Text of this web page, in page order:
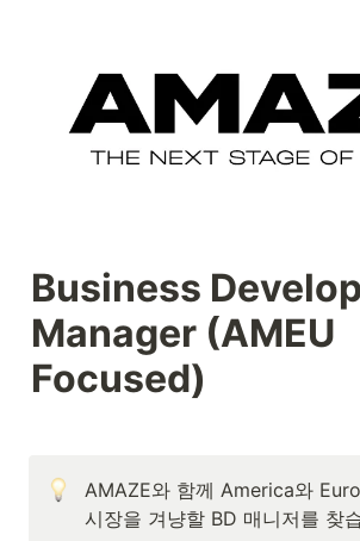
Business
Manager (AMEU
Focused)
AMAZE와 함께 America와
시장을 겨냥할 BD 매니저를 찾